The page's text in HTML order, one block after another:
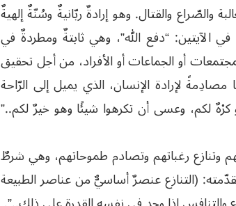
والصّراع والقتال. وهو إرادةٌ ربّانيةٌ وسُنّةٌ إلهيةٌ
الآيتين: “دفع الله”، وهي ثابتةٌ ومطردةٌ في
أو الجماعات أو الأفراد، من أجل تحقيق
لإرادة الإنسان، الذي يميل إلى الرّاحة
لكم، وعسى أن تكرهوا شيئًا وهو خيرٌ لكم..”
وتنازع رغباتهم وتصادم طموحاتهم، وهي شرطٌ
(التنازع عنصرٌ أساسيٌّ من عناصر الطبيعة